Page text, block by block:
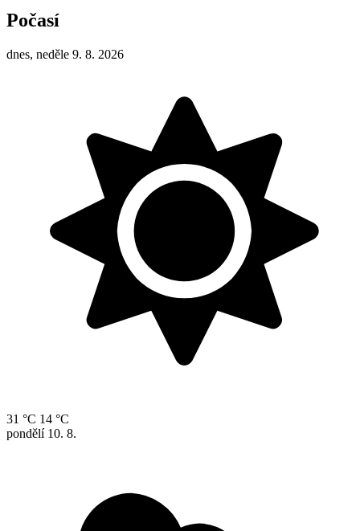
Počasí
dnes, neděle 9. 8. 2026
31 °C 14 °C
pondělí 10. 8.